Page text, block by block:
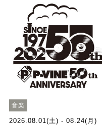
音楽
2026.08.01(土) - 08.24(月)